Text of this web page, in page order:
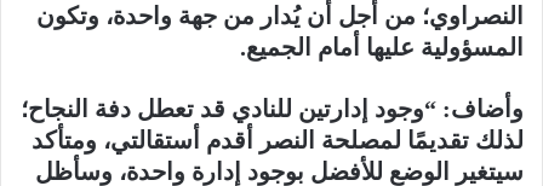
النصراوي؛ من أجل أن يُدار من جهة واحدة، وتكون
المسؤولية عليها أمام الجميع.
وأضاف: “وجود إدارتين للنادي قد تعطل دفة النجاح؛
لذلك تقديمًا لمصلحة النصر أقدم أستقالتي، ومتأكد
سيتغير الوضع للأفضل بوجود إدارة واحدة، وسأظل